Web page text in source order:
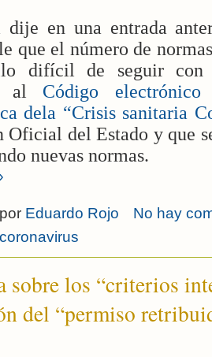
dije en una entrada
que el número de
difícil de seguir con
al Código
dela “Crisis sanitaria
del Estado y que
nuevas normas.
Eduardo Rojo
No hay
coronavirus
sobre los “criterios
del “permiso